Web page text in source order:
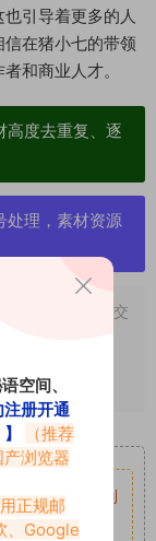
引导着更多的人
在猪小七的带领
和商业人才。
高度去重复、逐
处理，素材资源
您的权限可以提交
原文链接：
私信留言
收到
删除。
空间、
册开通
（推荐
浏览器
正规邮
、Google